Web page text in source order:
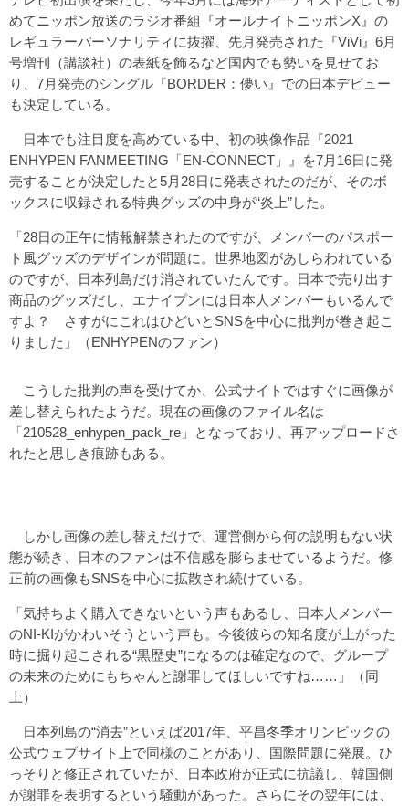
めてニッポン放送のラジオ番組『オールナイトニッポンX』の
レギュラーパーソナリティに抜擢、先月発売された『ViVi』6月
号増刊（講談社）の表紙を飾るなど国内でも勢いを見せてお
り、7月発売のシングル『BORDER：儚い』での日本デビュー
も決定している。
日本でも注目度を高めている中、初の映像作品『2021
ENHYPEN FANMEETING「EN-CONNECT」』を7月16日に発
売することが決定したと5月28日に発表されたのだが、そのボ
ックスに収録される特典グッズの中身が“炎上”した。
「28日の正午に情報解禁されたのですが、メンバーのパスポー
ト風グッズのデザインが問題に。世界地図があしらわれている
のですが、日本列島だけ消されていたんです。日本で売り出す
商品のグッズだし、エナイプンには日本人メンバーもいるんで
すよ？ さすがにこれはひどいとSNSを中心に批判が巻き起こ
りました」（ENHYPENのファン）
こうした批判の声を受けてか、公式サイトではすぐに画像が
差し替えられたようだ。現在の画像のファイル名は
「210528_enhypen_pack_re」となっており、再アップロードさ
れたと思しき痕跡もある。
しかし画像の差し替えだけで、運営側から何の説明もない状
態が続き、日本のファンは不信感を膨らませているようだ。修
正前の画像もSNSを中心に拡散され続けている。
「気持ちよく購入できないという声もあるし、日本人メンバー
のNI-KIがかわいそうという声も。今後彼らの知名度が上がった
時に掘り起こされる“黒歴史”になるのは確定なので、グループ
の未来のためにもちゃんと謝罪してほしいですね……」（同
上）
日本列島の“消去”といえば2017年、平昌冬季オリンピックの
公式ウェブサイト上で同様のことがあり、国際問題に発展。ひ
っそりと修正されていたが、日本政府が正式に抗議し、韓国側
が謝罪を表明するという騒動があった。さらにその翌年には、